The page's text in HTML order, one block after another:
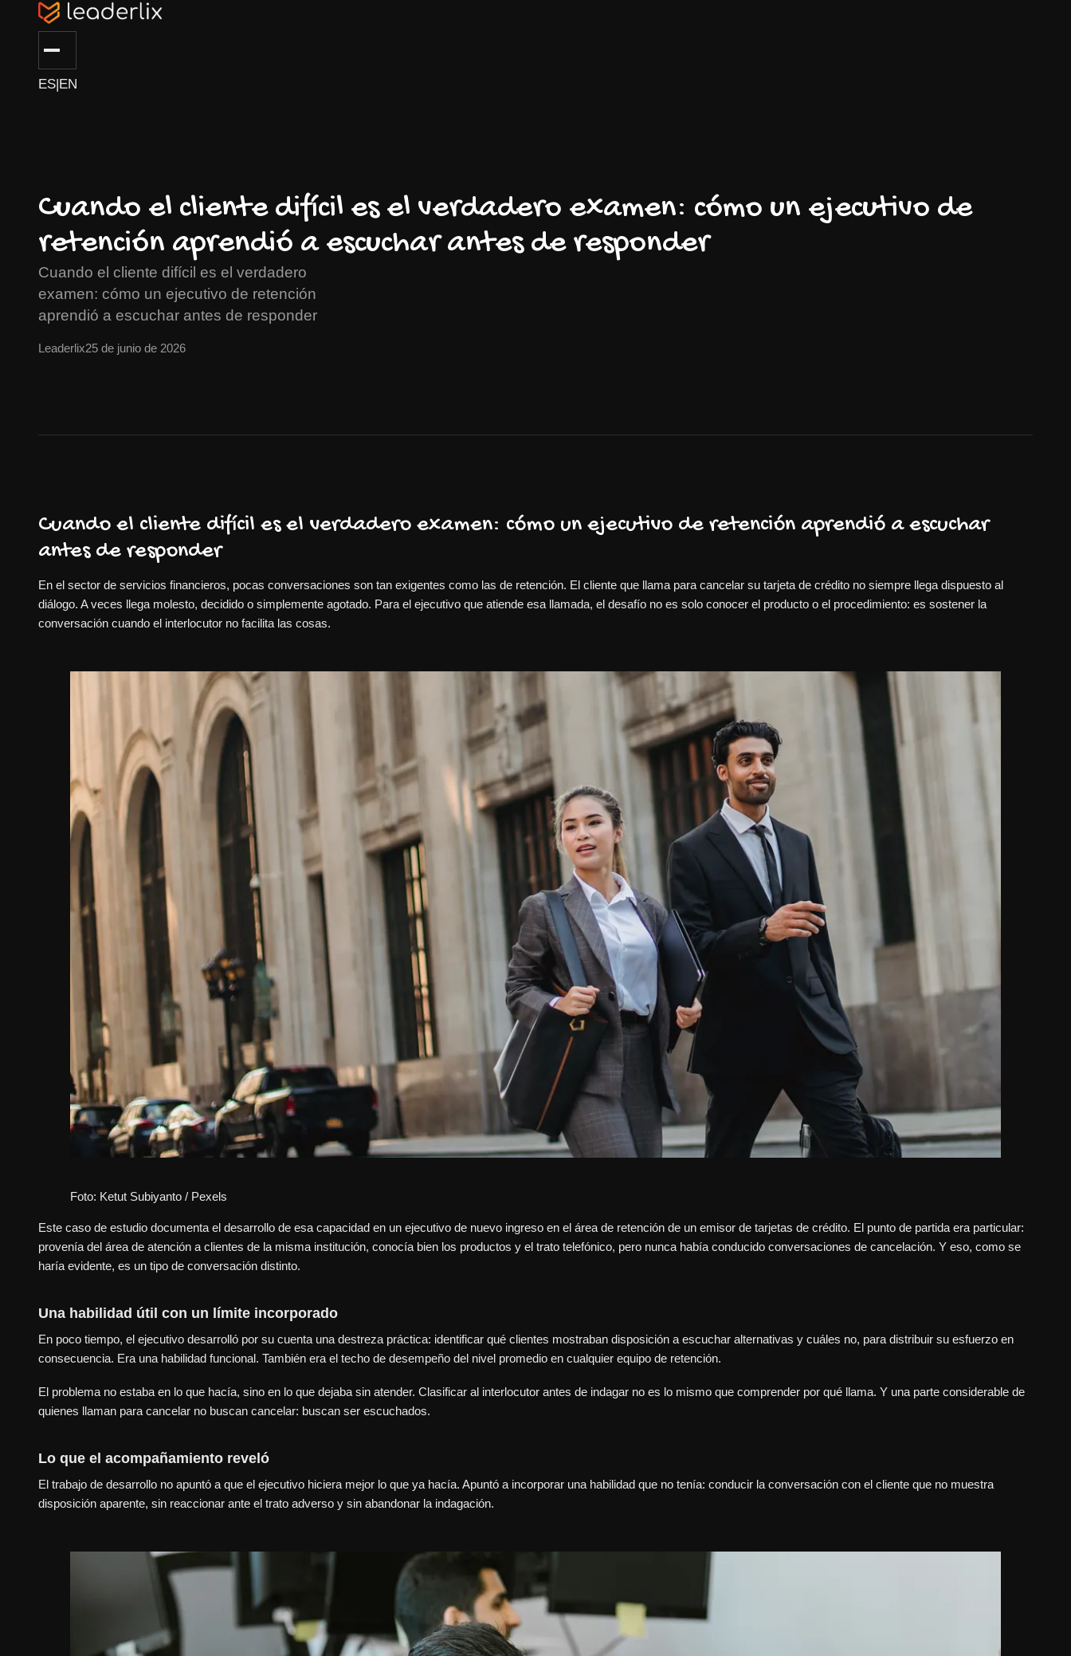
ES|EN
Cuando el cliente difícil es el verdadero examen: cómo un ejecutivo de
retención aprendió a escuchar antes de responder
Cuando el cliente difícil es el verdadero
examen: cómo un ejecutivo de retención
aprendió a escuchar antes de responder
Leaderlix25 de junio de 2026
Cuando el cliente difícil es el verdadero examen: cómo un ejecutivo de retención aprendió a escuchar
antes de responder
En el sector de servicios financieros, pocas conversaciones son tan exigentes como las de retención. El cliente que llama para cancelar su tarjeta de crédito no siempre llega dispuesto al
diálogo. A veces llega molesto, decidido o simplemente agotado. Para el ejecutivo que atiende esa llamada, el desafío no es solo conocer el producto o el procedimiento: es sostener la
conversación cuando el interlocutor no facilita las cosas.
Foto: Ketut Subiyanto / Pexels
Este caso de estudio documenta el desarrollo de esa capacidad en un ejecutivo de nuevo ingreso en el área de retención de un emisor de tarjetas de crédito. El punto de partida era particular:
provenía del área de atención a clientes de la misma institución, conocía bien los productos y el trato telefónico, pero nunca había conducido conversaciones de cancelación. Y eso, como se
haría evidente, es un tipo de conversación distinto.
Una habilidad útil con un límite incorporado
En poco tiempo, el ejecutivo desarrolló por su cuenta una destreza práctica: identificar qué clientes mostraban disposición a escuchar alternativas y cuáles no, para distribuir su esfuerzo en
consecuencia. Era una habilidad funcional. También era el techo de desempeño del nivel promedio en cualquier equipo de retención.
El problema no estaba en lo que hacía, sino en lo que dejaba sin atender. Clasificar al interlocutor antes de indagar no es lo mismo que comprender por qué llama. Y una parte considerable de
quienes llaman para cancelar no buscan cancelar: buscan ser escuchados.
Lo que el acompañamiento reveló
El trabajo de desarrollo no apuntó a que el ejecutivo hiciera mejor lo que ya hacía. Apuntó a incorporar una habilidad que no tenía: conducir la conversación con el cliente que no muestra
disposición aparente, sin reaccionar ante el trato adverso y sin abandonar la indagación.